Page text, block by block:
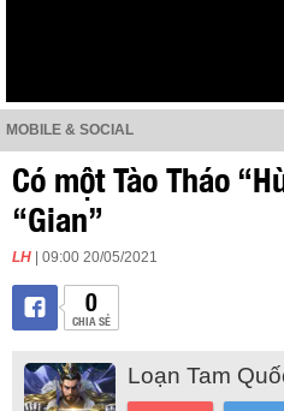
MOBILE & SOCIAL
Có một Tào Tháo
“Gian”
LH | 09:00 20/05/2021
0
CHIA SẺ
Loạn Tam